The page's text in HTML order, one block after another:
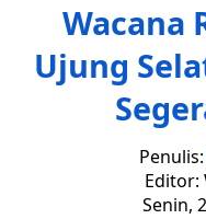
Wacana
Ujung
Penulis:
Editor:
Senin,